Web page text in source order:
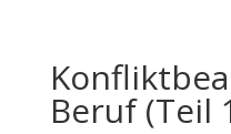
Beruf (Teil